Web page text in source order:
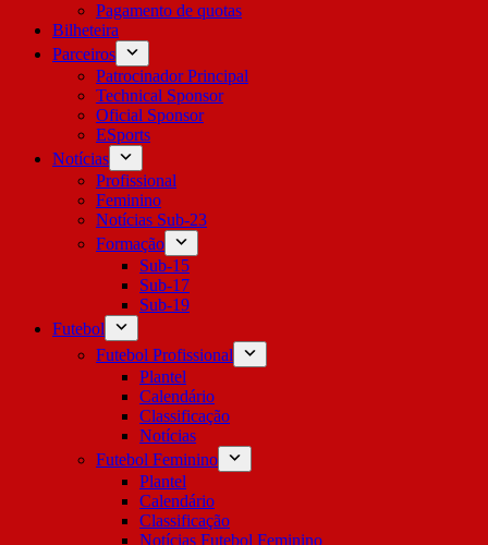
Pagamento de quotas
Bilheteira
Parceiros
Patrocinador Principal
Technical Sponsor
Oficial Sponsor
ESports
Notícias
Profissional
Feminino
Notícias Sub-23
Formação
Sub-15
Sub-17
Sub-19
Futebol
Futebol Profissional
Plantel
Calendário
Classificação
Notícias
Futebol Feminino
Plantel
Calendário
Classificação
Notícias Futebol Feminino